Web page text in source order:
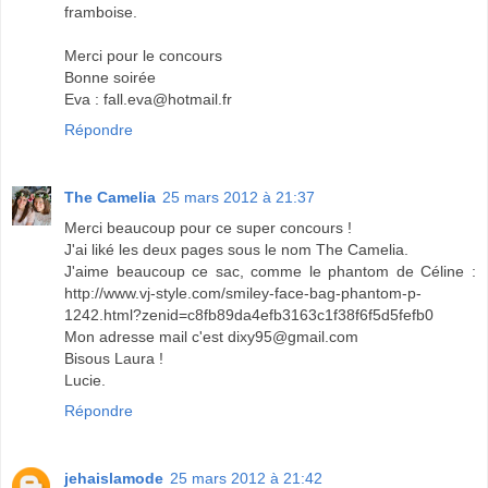
framboise.
Merci pour le concours
Bonne soirée
Eva : fall.eva@hotmail.fr
Répondre
The Camelia 25 mars 2012 à 21:37
Merci beaucoup pour ce super concours !
J'ai liké les deux pages sous le nom The Camelia.
J'aime beaucoup ce sac, comme le phantom de Céline :
http://www.vj-style.com/smiley-face-bag-phantom-p-
1242.html?zenid=c8fb89da4efb3163c1f38f6f5d5fefb0
Mon adresse mail c'est dixy95@gmail.com
Bisous Laura !
Lucie.
Répondre
jehaislamode 25 mars 2012 à 21:42